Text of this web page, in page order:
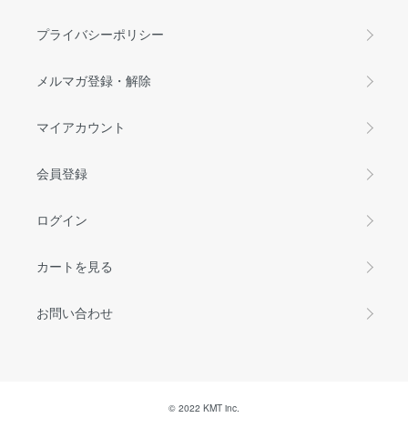
プライバシーポリシー
メルマガ登録・解除
マイアカウント
会員登録
ログイン
カートを見る
お問い合わせ
© 2022 KMT inc.